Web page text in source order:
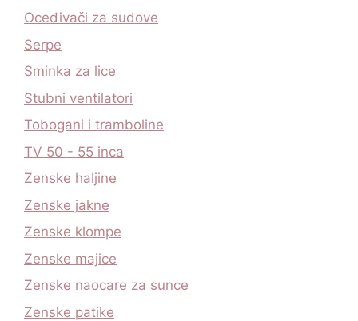
Oceđivači za sudove
Serpe
Sminka za lice
Stubni ventilatori
Tobogani i tramboline
TV 50 - 55 inca
Zenske haljine
Zenske jakne
Zenske klompe
Zenske majice
Zenske naocare za sunce
Zenske patike